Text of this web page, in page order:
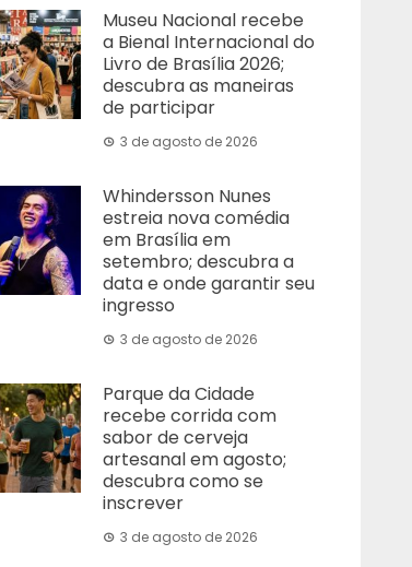
Museu Nacional recebe
a Bienal Internacional do
Livro de Brasília 2026;
descubra as maneiras
de participar
3 de agosto de 2026
Whindersson Nunes
estreia nova comédia
em Brasília em
setembro; descubra a
data e onde garantir seu
ingresso
3 de agosto de 2026
Parque da Cidade
recebe corrida com
sabor de cerveja
artesanal em agosto;
descubra como se
inscrever
3 de agosto de 2026